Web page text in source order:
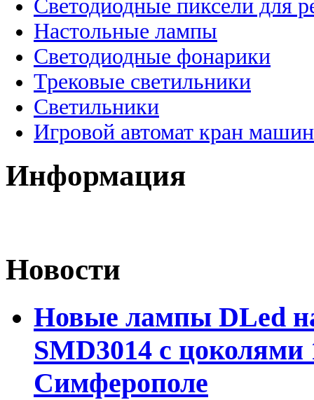
Светодиодные пиксели для
Настольные лампы
Светодиодные фонарики
Трековые светильники
Светильники
Игровой автомат кран
Информация
Новости
Новые лампы DLed
SMD3014 с цоколями
Симферополе